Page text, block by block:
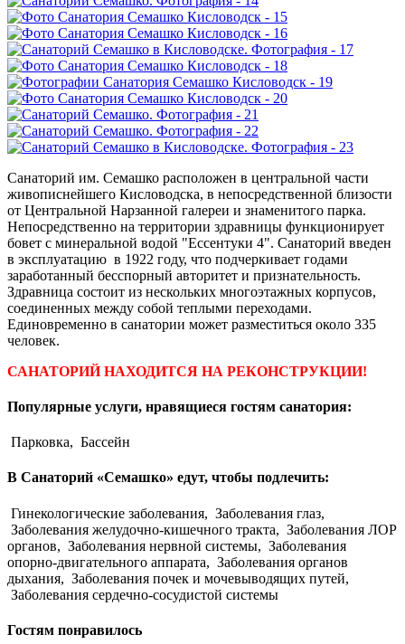
Санаторий им. Семашко расположен в центральной части
живописнейшего Кисловодска, в непосредственной близости
от Центральной Нарзанной галереи и знаменитого парка.
Непосредственно на территории здравницы функционирует
бовет с минеральной водой "Ессентуки 4". Санаторий введен
в эксплуатацию в 1922 году, что подчеркивает годами
заработанный бесспорный авторитет и признательность.
Здравница состоит из нескольких многоэтажных корпусов,
соединенных между собой теплыми переходами.
Единовременно в санатории может разместиться около 335
человек.
САНАТОРИЙ НАХОДИТСЯ НА РЕКОНСТРУКЦИИ!
Популярные услуги, нравящиеся гостям санатория:
Парковка, Бассейн
В Санаторий «Семашко» едут, чтобы подлечить:
Гинекологические заболевания, Заболевания глаз,
Заболевания желудочно-кишечного тракта, Заболевания ЛОР
органов, Заболевания нервной системы, Заболевания
опорно-двигательного аппарата, Заболевания органов
дыхания, Заболевания почек и мочевыводящих путей,
Заболевания сердечно-сосудистой системы
Гостям понравилось